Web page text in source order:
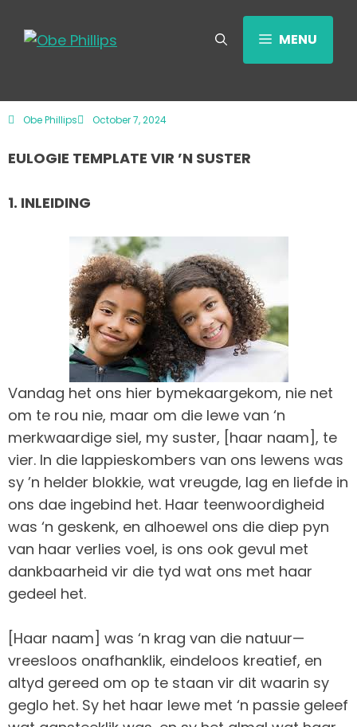
MENU
Obe Phillips October 7, 2024
EULOGIE TEMPLATE VIR ’N SUSTER
1. INLEIDING
Vandag het ons hier bymekaargekom, nie net
om te rou nie, maar om die lewe van ‘n
merkwaardige siel, my suster, [haar naam], te
vier. In die lappieskombers van ons lewens was
sy ’n helder blokkie, wat vreugde, lag en liefde in
ons dae ingebind het. Haar teenwoordigheid
was ‘n geskenk, en alhoewel ons die diep pyn
van haar verlies voel, is ons ook gevul met
dankbaarheid vir die tyd wat ons met haar
gedeel het.
[Haar naam] was ‘n krag van die natuur—
vreesloos onafhanklik, eindeloos kreatief, en
altyd gereed om op te staan vir dit waarin sy
geglo het. Sy het haar lewe met ‘n passie geleef